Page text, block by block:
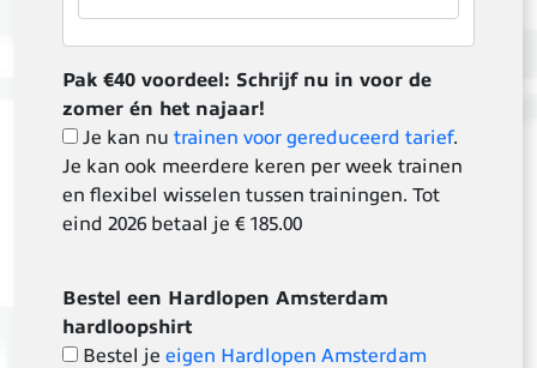
Pak €40 voordeel: Schrijf nu in voor de
zomer én het najaar!
Je kan nu trainen voor gereduceerd tarief.
Je kan ook meerdere keren per week trainen
en flexibel wisselen tussen trainingen. Tot
eind 2026 betaal je € 185.00
Bestel een Hardlopen Amsterdam
hardloopshirt
Bestel je eigen Hardlopen Amsterdam